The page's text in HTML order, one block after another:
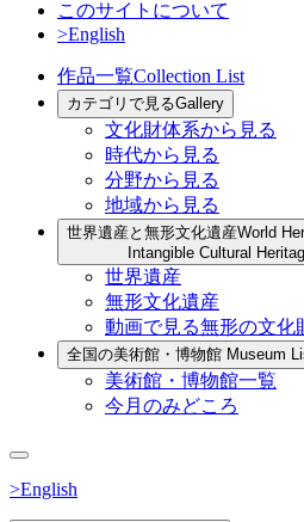
このサイトについて
>English
作品一覧Collection List
カテゴリで見るGallery
文化財体系から見る
時代から見る
分野から見る
地域から見る
世界遺産と無形文化遺産World
Intangible Cultural
世界遺産
無形文化遺産
動画で見る無形の文化
全国の美術館・博物館 Museum
美術館・博物館一覧
今月のみどころ
>English